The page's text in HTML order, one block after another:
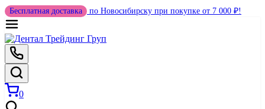
Бесплатная доставка по Новосибирску при покупке от 7 000 ₽!
0